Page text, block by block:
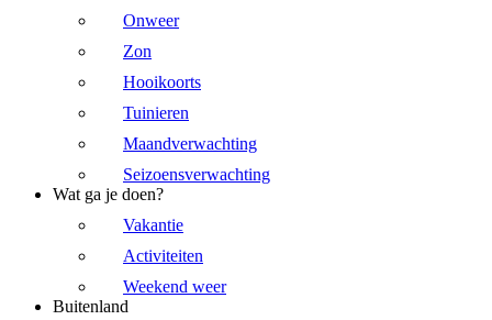
Onweer
Zon
Hooikoorts
Tuinieren
Maandverwachting
Seizoensverwachting
Wat ga je doen?
Vakantie
Activiteiten
Weekend weer
Buitenland